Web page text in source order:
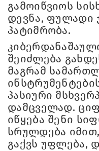
გამოიწვიოს
დევნა, ფულადი
პატიმრობა.
შეიძლება
მაგრამ
პასიური
დამცველად.
იწყება შენი
სრულდება
გაქვს უფლება,